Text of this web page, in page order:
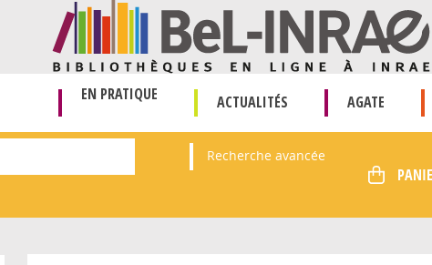
EN PRATIQUE ACTUALITÉS AGATE
Recherche avancée